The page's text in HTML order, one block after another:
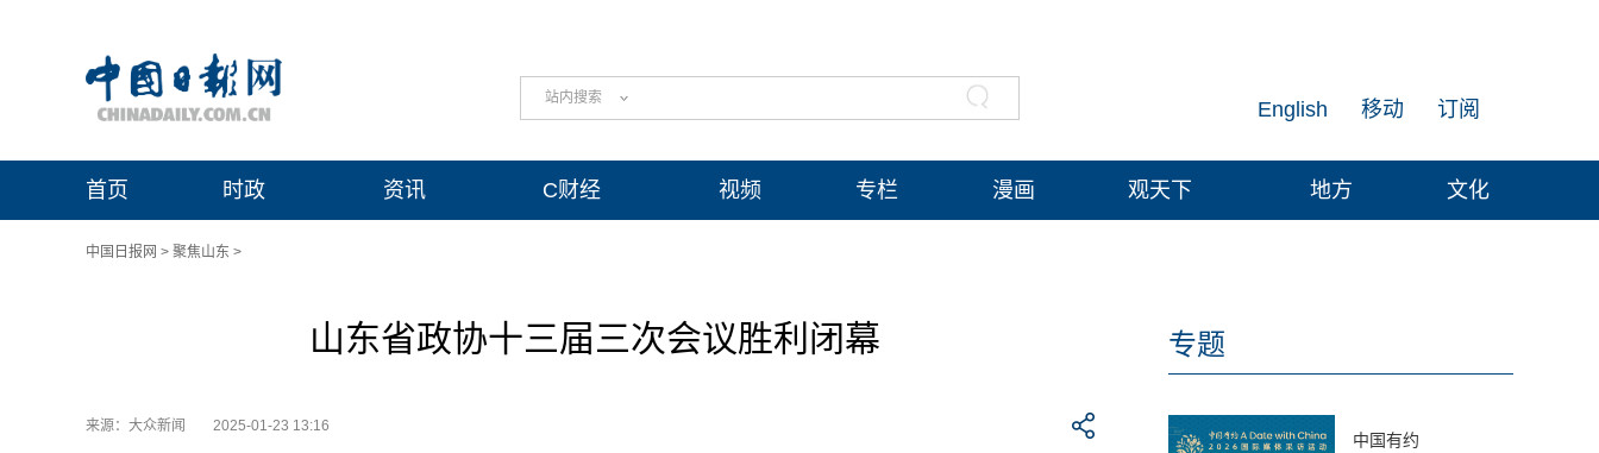
站内搜索 订阅
移动
English
首页 时政 资讯 C财经 视频 专栏 漫画 观天下 地方 文化
中国日报网 > 聚焦山东 >
山东省政协十三届三次会议胜利闭幕
来源：大众新闻 2025-01-23 13:16
专题
中国有约